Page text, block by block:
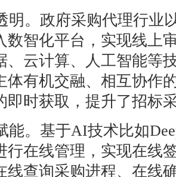
明。政府采购代理行业
数智化平台，实现线上
、云计算、人工智能等
体有机交融、相互协作
即时获取，提升了招标
能。基于AI技术比如
行在线管理，实现在线
线查询采购进程、在线